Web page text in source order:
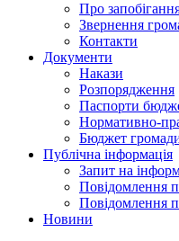
Про
Звернення
Контакти
Документи
Накази
Розпорядження
Паспорти
Нормативно-
Бюджет
Публічна інформація
Запит на
Повідомлення
Повідомлення
Новини